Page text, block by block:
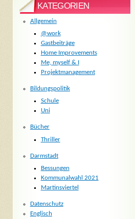
KATEGORIEN
Allgemein
@work
Gastbeiträge
Home Improvements
Me, myself & I
Projektmanagement
Bildungspolitik
Schule
Uni
Bücher
Thriller
Darmstadt
Bessungen
Kommunalwahl 2021
Martinsviertel
Datenschutz
Englisch